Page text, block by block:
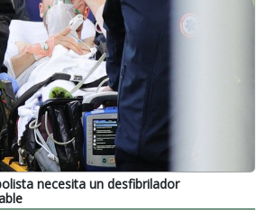
necesita un desfibrilador